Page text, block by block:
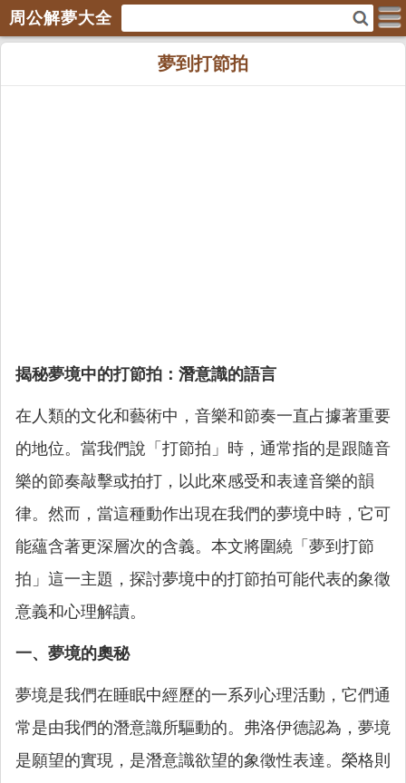
周公解夢大全
夢到打節拍
揭秘夢境中的打節拍：潛意識的語言
在人類的文化和藝術中，音樂和節奏一直占據著重要
的地位。當我們說「打節拍」時，通常指的是跟隨音
樂的節奏敲擊或拍打，以此來感受和表達音樂的韻
律。然而，當這種動作出現在我們的夢境中時，它可
能蘊含著更深層次的含義。本文將圍繞「夢到打節
拍」這一主題，探討夢境中的打節拍可能代表的象徵
意義和心理解讀。
一、夢境的奧秘
夢境是我們在睡眠中經歷的一系列心理活動，它們通
常是由我們的潛意識所驅動的。弗洛伊德認為，夢境
是願望的實現，是潛意識欲望的象徵性表達。榮格則